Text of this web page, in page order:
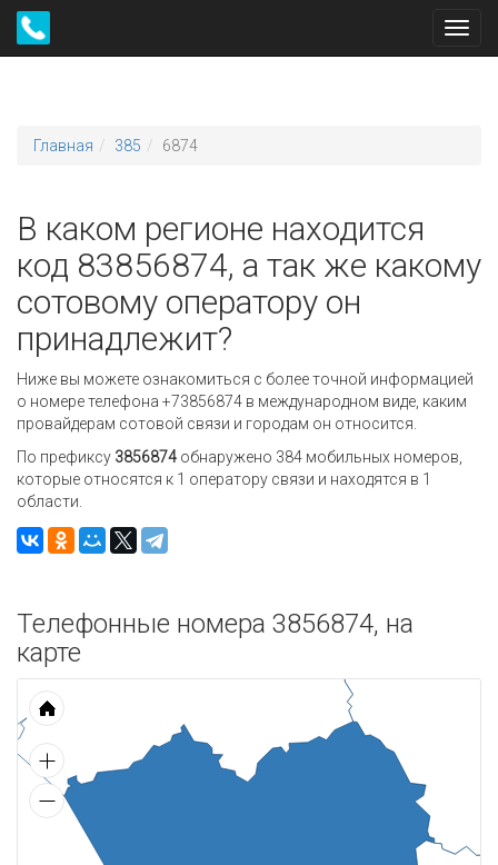
Главная 385 6874
В каком регионе находится
код 83856874, а так же какому
сотовому оператору он
принадлежит?
Ниже вы можете ознакомиться с более точной информацией
о номере телефона +73856874 в международном виде, каким
провайдерам сотовой связи и городам он относится.
По префиксу 3856874 обнаружено 384 мобильных номеров,
которые относятся к 1 оператору связи и находятся в 1
области.
Телефонные номера 3856874, на
карте